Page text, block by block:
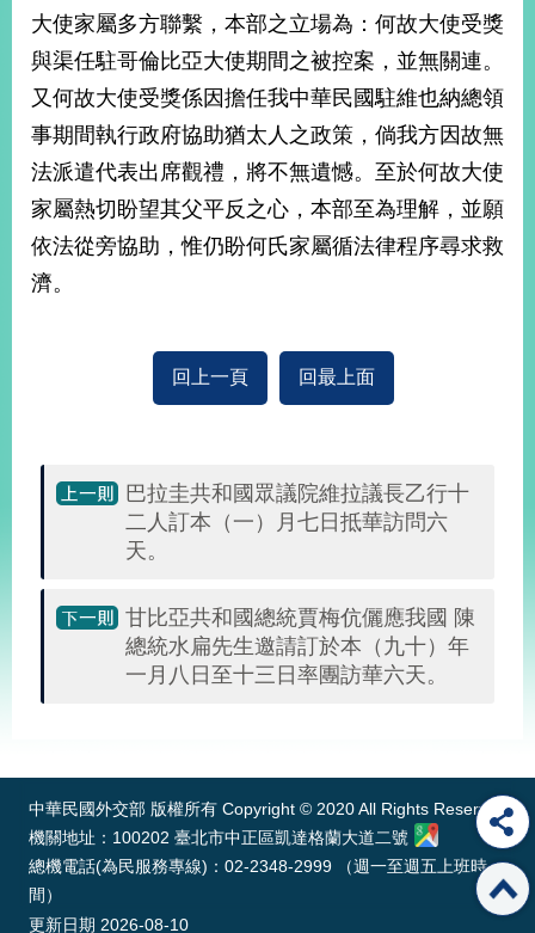
公
開
為
民
服
務
本
相
部
絲
專
網
站
資
料
開
放
大使家屬多方聯繫，本部之立場為：何故大使受獎
與渠任駐哥倫比亞大使期間之被控案，並無關連。
又何故大使受獎係因擔任我中華民國駐維也納總領
事期間執行政府協助猶太人之政策，倘我方因故無
法派遣代表出席觀禮，將不無遺憾。至於何故大使
家屬熱切盼望其父平反之心，本部至為理解，並願
依法從旁協助，惟仍盼何氏家屬循法律程序尋求救
濟。
回上一頁 回最上面
巴拉圭共和國眾議院維拉議長乙行十
二人訂本（一）月七日抵華訪問六
天。
甘比亞共和國總統賈梅伉儷應我國 陳
總統水扁先生邀請訂於本（九十）年
一月八日至十三日率團訪華六天。
中華民國外交部 版權所有 Copyright © 2020 All Rights Reserved
機關地址：100202 臺北市中正區凱達格蘭大道二號
總機電話(為民服務專線)：02-2348-2999 （週一至週五上班時
間）
更新日期 2026-08-10